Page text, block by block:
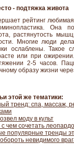
- подтяжка живота
рейтинг
Она
растянутость
Многие люди
ослаблены. Такое
или при
2-5 часов.
образу жизни
этой же тематики:
тренд: спа, массаж,
моду в культ
с чем сочетать
популярные тренды
невидимого